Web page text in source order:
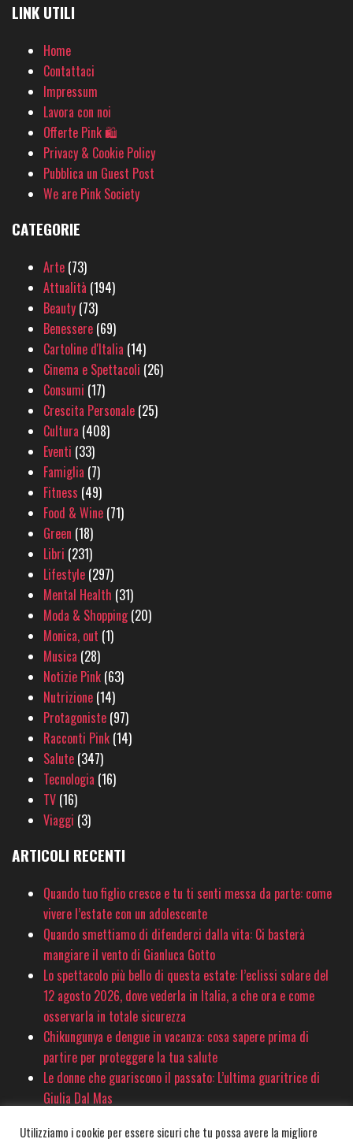
LINK UTILI
Home
Contattaci
Impressum
Lavora con noi
Offerte Pink 🛍
Privacy & Cookie Policy
Pubblica un Guest Post
We are Pink Society
CATEGORIE
Arte (73)
Attualità (194)
Beauty (73)
Benessere (69)
Cartoline d'Italia (14)
Cinema e Spettacoli (26)
Consumi (17)
Crescita Personale (25)
Cultura (408)
Eventi (33)
Famiglia (7)
Fitness (49)
Food & Wine (71)
Green (18)
Libri (231)
Lifestyle (297)
Mental Health (31)
Moda & Shopping(20)
Monica, out (1)
Musica (28)
Notizie Pink (63)
Nutrizione (14)
Protagoniste (97)
Racconti Pink (14)
Salute (347)
Tecnologia (16)
TV (16)
Viaggi (3)
ARTICOLI RECENTI
Quando tuo figlio cresce e tu ti senti messa da parte: come
vivere l’estate con un adolescente
Quando smettiamo di difenderci dalla vita: Ci basterà
mangiare il vento di Gianluca Gotto
Lo spettacolo più bello di questa estate: l’eclissi solare del
12 agosto 2026, dove vederla in Italia, a che ora e come
osservarla in totale sicurezza
Chikungunya e dengue in vacanza: cosa sapere prima di
partire per proteggere la tua salute
Le donne che guariscono il passato: L’ultima guaritrice di
Giulia Dal Mas
Utilizziamo i cookie per essere sicuri che tu possa avere la migliore